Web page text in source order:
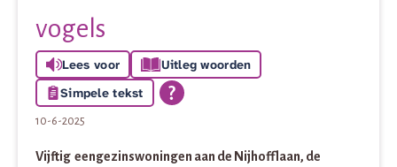
vogels
Lees voor
Uitleg woorden
Simpele tekst
10-6-2025
Vijftig eengezinswoningen aan de Nijhofflaan, de